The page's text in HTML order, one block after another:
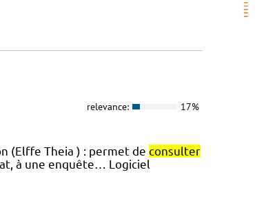
relevance: 17%
(Elffe Theia ) : permet de consulter
à une enquête… Logiciel